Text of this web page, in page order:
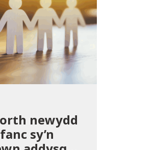
newydd
sy’n